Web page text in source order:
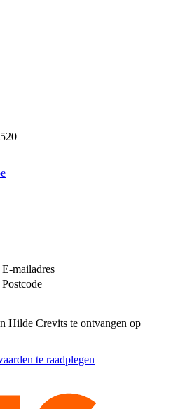
E-mailadres
Postcode
Hilde Crevits te ontvangen op
te raadplegen